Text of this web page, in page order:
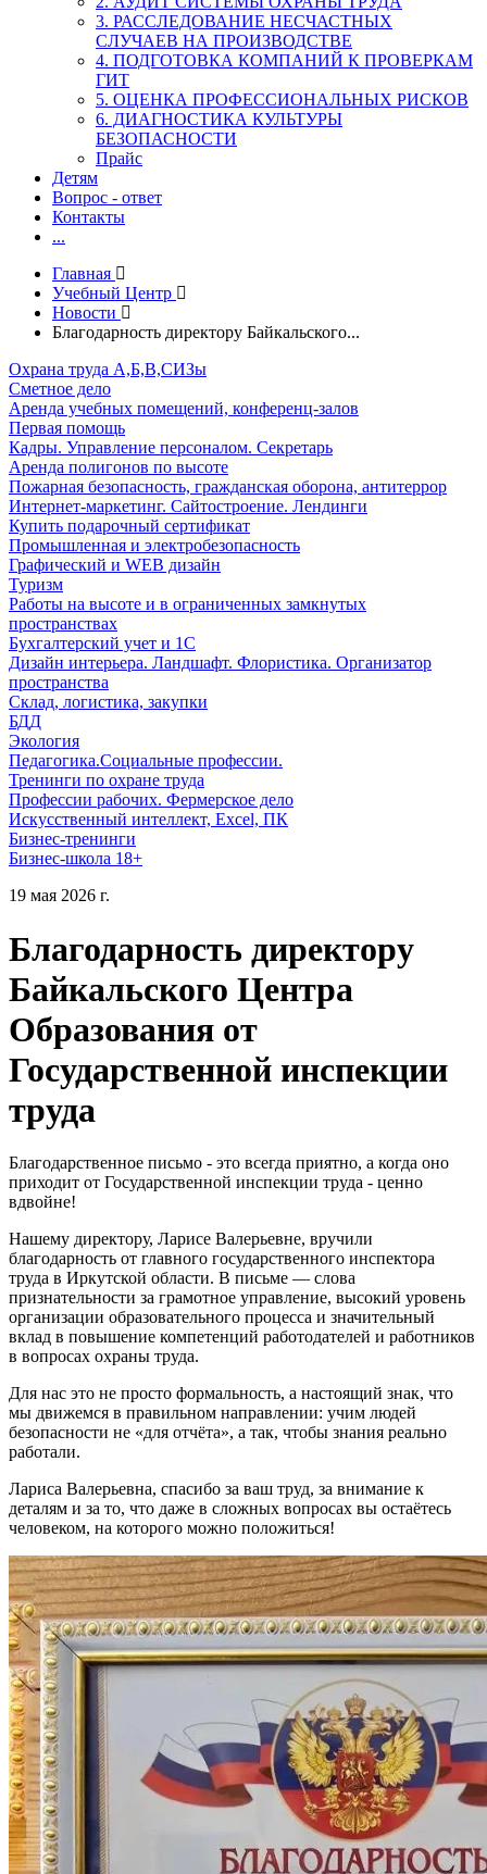
3. РАССЛЕДОВАНИЕ НЕСЧАСТНЫХ
СЛУЧАЕВ НА ПРОИЗВОДСТВЕ
4. ПОДГОТОВКА КОМПАНИЙ К ПРОВЕРКАМ
ГИТ
5. ОЦЕНКА ПРОФЕССИОНАЛЬНЫХ РИСКОВ
6. ДИАГНОСТИКА КУЛЬТУРЫ
БЕЗОПАСНОСТИ
Прайс
Детям
Вопрос - ответ
Контакты
...
Главная
Учебный Центр
Новости
Благодарность директору Байкальского...
Охрана труда А,Б,В,СИЗы
Сметное дело
Аренда учебных помещений, конференц-залов
Первая помощь
Кадры. Управление персоналом. Секретарь
Аренда полигонов по высоте
Пожарная безопасность, гражданская оборона, антитеррор
Интернет-маркетинг. Сайтостроение. Лендинги
Купить подарочный сертификат
Промышленная и электробезопасность
Графический и WEB дизайн
Туризм
Работы на высоте и в ограниченных замкнутых
пространствах
Бухгалтерский учет и 1С
Дизайн интерьера. Ландшафт. Флористика. Организатор
пространства
Склад, логистика, закупки
БДД
Экология
Педагогика.Социальные профессии.
Тренинги по охране труда
Профессии рабочих. Фермерское дело
Искусственный интеллект, Excel, ПК
Бизнес-тренинги
Бизнес-школа 18+
19 мая 2026 г.
Благодарность директору
Байкальского Центра
Образования от
Государственной инспекции
труда
Благодарственное письмо - это всегда приятно, а когда оно
приходит от Государственной инспекции труда - ценно
вдвойне!
Нашему директору, Ларисе Валерьевне, вручили
благодарность от главного государственного инспектора
труда в Иркутской области. В письме — слова
признательности за грамотное управление, высокий уровень
организации образовательного процесса и значительный
вклад в повышение компетенций работодателей и работников
в вопросах охраны труда.
Для нас это не просто формальность, а настоящий знак, что
мы движемся в правильном направлении: учим людей
безопасности не «для отчёта», а так, чтобы знания реально
работали.
Лариса Валерьевна, спасибо за ваш труд, за внимание к
деталям и за то, что даже в сложных вопросах вы остаётесь
человеком, на которого можно положиться!